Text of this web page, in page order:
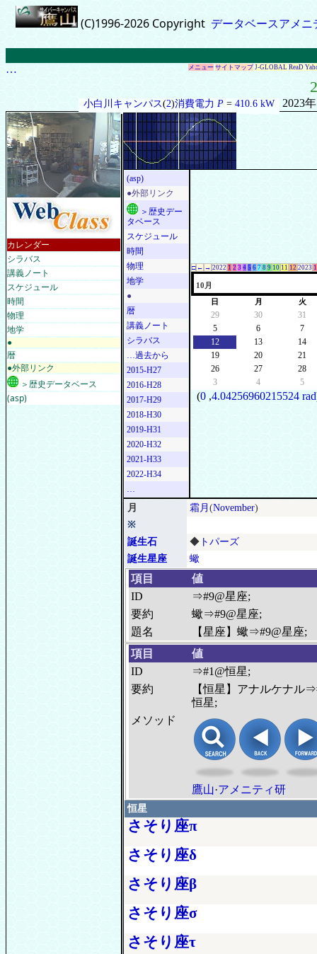
(C)1996-2026 Copyright データベースアメニ
… メニュー サイトマップ J-GLOBAL ReaD
小白川キャンパス(2)消費電力 P= 410.6 kW 2023
カレンダー
シラバス
講義ノート
スケジュール
時間
物理
地学
●
暦
●外部リンク
＞歴史データベース
(asp)
(asp)
●外部リンク
＞歴史デー
タベース
スケジュール
時間
物理
地学
●
暦
講義ノート
シラバス
…過去から
2015-H27
2016-H28
2017-H29
2018-H30
2019-H31
2020-H32
2021-H33
2022-H34
…
□ ← → 2022 1 2 3 4 5 6 7 8 9 10 11 12 2023 1
10月
日 月 火
29 30
31
5
6
7
12
13
14
19
20
21
26
27
28
3
4 5
(0 ,4.04256960215524 rad
月 霜月 (November)
※
誕生石
◆ トパーズ
誕生星座
蠍
項目
値
ID
⇒#9@星座;
要約
蠍⇒#9@星座;
題名
【星座】蠍⇒#9@星座;
項目
値
ID
⇒#1@恒星;
要約
【恒星】アナルケナル
恒星;
メソッド
鷹山·アメニティ研
恒星
さそり座π
さそり座δ
さそり座β
さそり座σ
さそり座τ